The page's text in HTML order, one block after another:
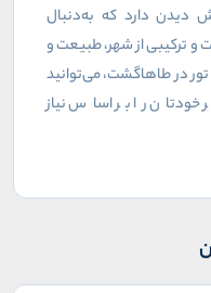
دیدن دارد که به‌دنبال
و ترکیبی از شهر، طبیعت و
در طاهاگشت، می‌توانید
را بر اساس نیاز